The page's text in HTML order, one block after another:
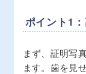
ポイント1
まず、証明写
ます。歯を見